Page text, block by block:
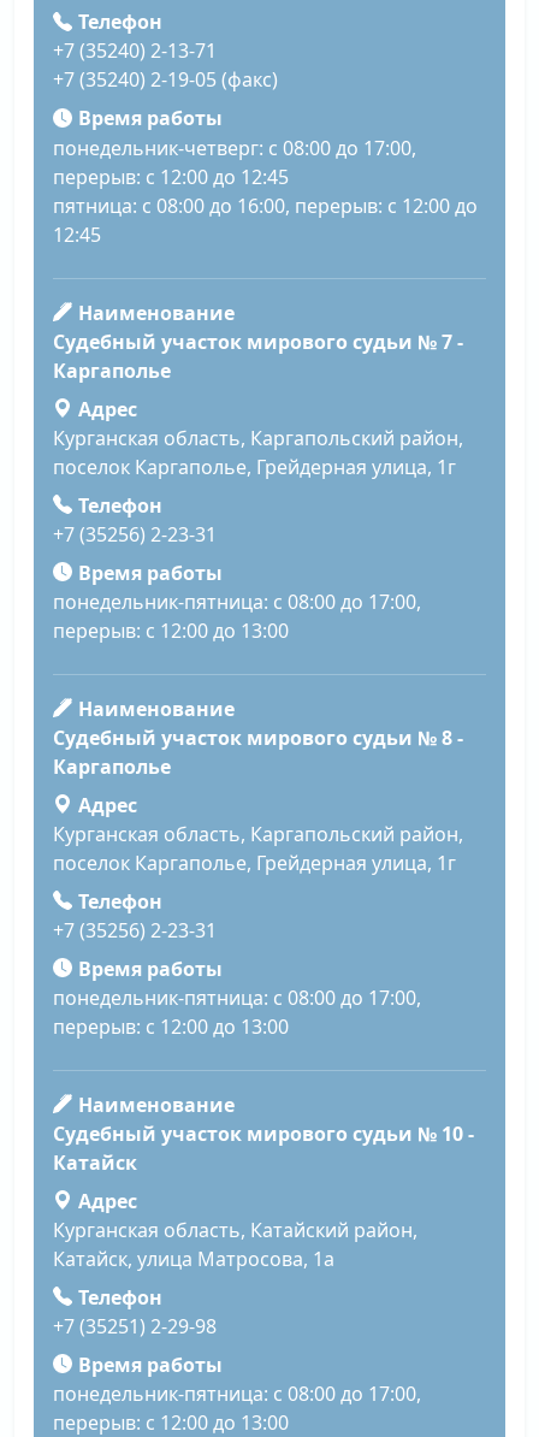
Телефон
+7 (35240) 2-13-71
+7 (35240) 2-19-05 (факс)
Время работы
понедельник-четверг: с 08:00 до 17:00,
перерыв: с 12:00 до 12:45
пятница: с 08:00 до 16:00, перерыв: с 12:00 до
12:45
Наименование
Судебный участок мирового судьи № 7 -
Каргаполье
Адрес
Курганская область, Каргапольский район,
поселок Каргаполье, Грейдерная улица, 1г
Телефон
+7 (35256) 2-23-31
Время работы
понедельник-пятница: с 08:00 до 17:00,
перерыв: с 12:00 до 13:00
Наименование
Судебный участок мирового судьи № 8 -
Каргаполье
Адрес
Курганская область, Каргапольский район,
поселок Каргаполье, Грейдерная улица, 1г
Телефон
+7 (35256) 2-23-31
Время работы
понедельник-пятница: с 08:00 до 17:00,
перерыв: с 12:00 до 13:00
Наименование
Судебный участок мирового судьи № 10 -
Катайск
Адрес
Курганская область, Катайский район,
Катайск, улица Матросова, 1а
Телефон
+7 (35251) 2-29-98
Время работы
понедельник-пятница: с 08:00 до 17:00,
перерыв: с 12:00 до 13:00